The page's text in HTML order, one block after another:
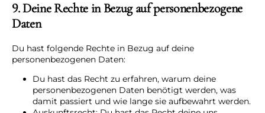
9. Deine Rechte in Bezug auf personenbezogene
Daten
Du hast folgende Rechte in Bezug auf deine
personenbezogenen Daten:
Du hast das Recht zu erfahren, warum deine
personenbezogenen Daten benötigt werden, was
damit passiert und wie lange sie aufbewahrt werden.